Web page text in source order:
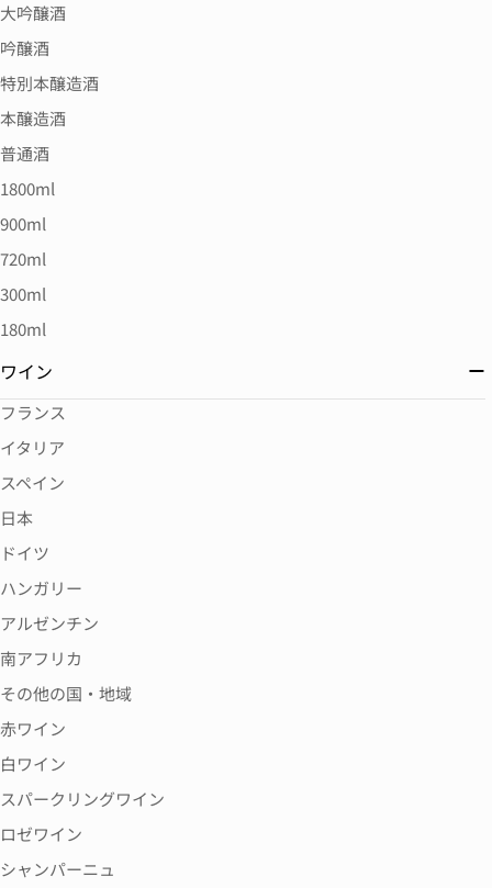
大吟醸酒
吟醸酒
特別本醸造酒
本醸造酒
普通酒
1800ml
900ml
720ml
300ml
180ml
ワイン
フランス
イタリア
スペイン
日本
ドイツ
ハンガリー
アルゼンチン
南アフリカ
その他の国・地域
赤ワイン
白ワイン
スパークリングワイン
ロゼワイン
シャンパーニュ